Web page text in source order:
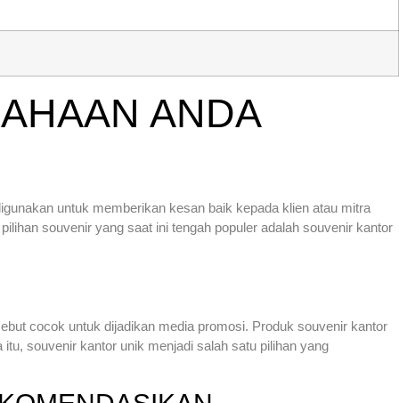
ANDA
untuk memberikan kesan baik kepada klien atau mitra
souvenir yang saat ini tengah populer adalah souvenir kantor
cocok untuk dijadikan media promosi. Produk souvenir kantor
souvenir kantor unik menjadi salah satu pilihan yang